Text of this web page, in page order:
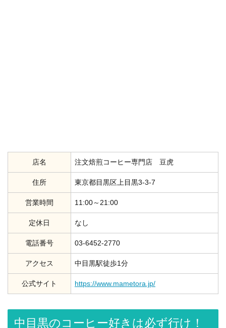
店名 注文焙煎コーヒー専門店 豆虎
住所 東京都目黒区上目黒3-3-7
営業時間 11:00～21:00
定休日 なし
電話番号 03-6452-2770
アクセス 中目黒駅徒歩1分
公式サイト https://www.mametora.jp/
中目黒のコーヒー好きは必ず行け！